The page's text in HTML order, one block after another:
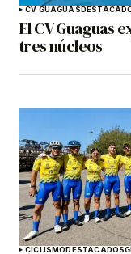
CV GUAGUAS
El CV Guaguas
tres núcleos
CICLISMODESTACADOS